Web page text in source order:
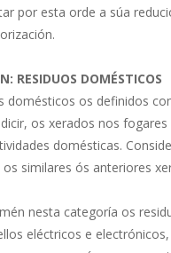
por esta orde a súa
RESIDUOS DOMÉSTICOS
os definidos
os xerados nos
domésticas.
similares ós anteriores
nesta categoría os
eléctricos e